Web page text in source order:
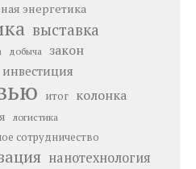
энергетика
выставка
добыча закон
инвестиция
итог колонка
логистика
сотрудничество
нанотехнология